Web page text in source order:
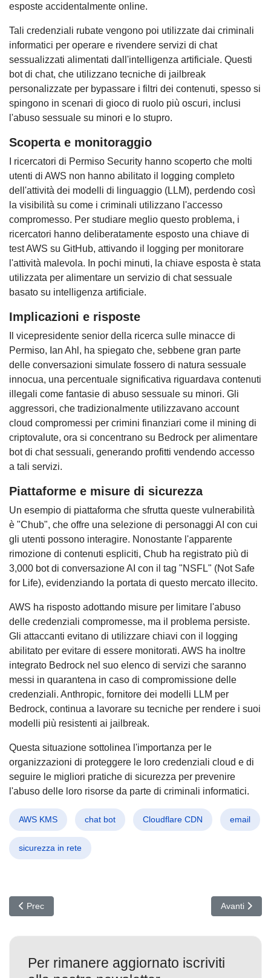
esposte accidentalmente online.
Tali credenziali rubate vengono poi utilizzate dai criminali
informatici per operare e rivendere servizi di chat
sessualizzati alimentati dall'intelligenza artificiale. Questi
bot di chat, che utilizzano tecniche di jailbreak
personalizzate per bypassare i filtri dei contenuti, spesso si
spingono in scenari di gioco di ruolo più oscuri, inclusi
l'abuso sessuale su minori e lo stupro.
Scoperta e monitoraggio
I ricercatori di Permiso Security hanno scoperto che molti
utenti di AWS non hanno abilitato il logging completo
dell'attività dei modelli di linguaggio (LLM), perdendo così
la visibilità su come i criminali utilizzano l'accesso
compromesso. Per studiare meglio questo problema, i
ricercatori hanno deliberatamente esposto una chiave di
test AWS su GitHub, attivando il logging per monitorare
l'attività malevola. In pochi minuti, la chiave esposta è stata
utilizzata per alimentare un servizio di chat sessuale
basato su intelligenza artificiale.
Implicazioni e risposte
Il vicepresidente senior della ricerca sulle minacce di
Permiso, Ian Ahl, ha spiegato che, sebbene gran parte
delle conversazioni simulate fossero di natura sessuale
innocua, una percentuale significativa riguardava contenuti
illegali come fantasie di abuso sessuale su minori. Gli
aggressori, che tradizionalmente utilizzavano account
cloud compromessi per crimini finanziari come il mining di
criptovalute, ora si concentrano su Bedrock per alimentare
bot di chat sessuali, generando profitti vendendo accesso
a tali servizi.
Piattaforme e misure di sicurezza
Un esempio di piattaforma che sfrutta queste vulnerabilità
è "Chub", che offre una selezione di personaggi AI con cui
gli utenti possono interagire. Nonostante l'apparente
rimozione di contenuti espliciti, Chub ha registrato più di
3,000 bot di conversazione AI con il tag "NSFL" (Not Safe
for Life), evidenziando la portata di questo mercato illecito.
AWS ha risposto adottando misure per limitare l'abuso
delle credenziali compromesse, ma il problema persiste.
Gli attaccanti evitano di utilizzare chiavi con il logging
abilitato per evitare di essere monitorati. AWS ha inoltre
integrato Bedrock nel suo elenco di servizi che saranno
messi in quarantena in caso di compromissione delle
credenziali. Anthropic, fornitore dei modelli LLM per
Bedrock, continua a lavorare su tecniche per rendere i suoi
modelli più resistenti ai jailbreak.
Questa situazione sottolinea l'importanza per le
organizzazioni di proteggere le loro credenziali cloud e di
seguire le migliori pratiche di sicurezza per prevenire
l'abuso delle loro risorse da parte di criminali informatici.
AWS KMS chat bot Cloudflare CDN email
sicurezza in rete
Articolo precedente: Cyber Minacce in Aumento: Come l'AI Sta
Prec Articolo
Avanti
Per rimanere aggiornato iscriviti